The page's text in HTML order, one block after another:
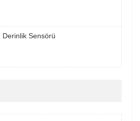
Derinlik Sensörü